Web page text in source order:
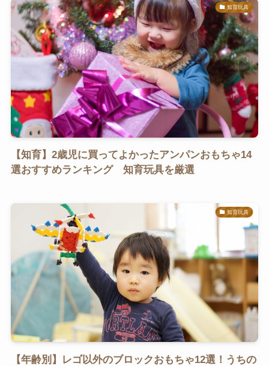
知育玩具
【知育】2歳児に買ってよかったアンパンおもちゃ14
選おすすめランキング 知育玩具を厳選
知育玩具
【年齢別】レゴ以外のブロックおもちゃ12選！うちの